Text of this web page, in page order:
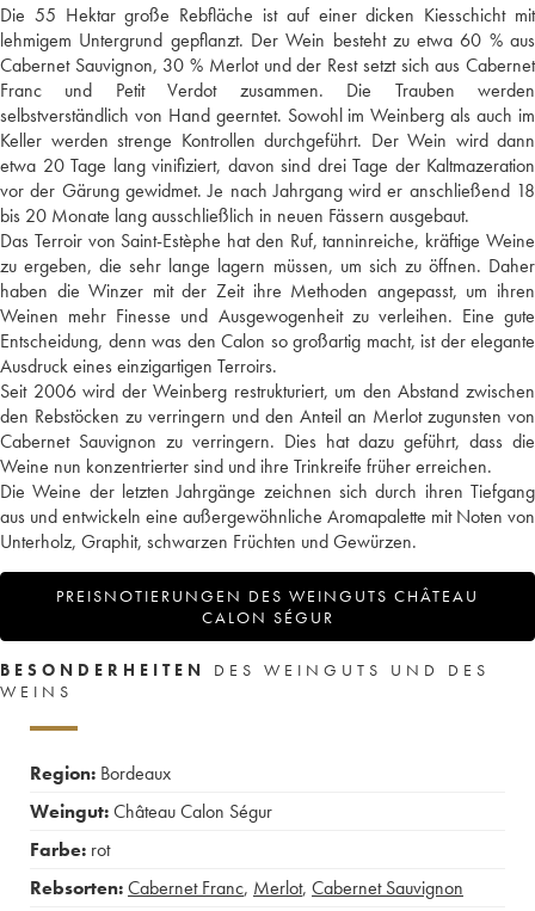
Die 55 Hektar große Rebfläche ist auf einer dicken Kiesschicht mit
lehmigem Untergrund gepflanzt. Der Wein besteht zu etwa 60 % aus
Cabernet Sauvignon, 30 % Merlot und der Rest setzt sich aus Cabernet
Franc und Petit Verdot zusammen. Die Trauben werden
selbstverständlich von Hand geerntet. Sowohl im Weinberg als auch im
Keller werden strenge Kontrollen durchgeführt. Der Wein wird dann
etwa 20 Tage lang vinifiziert, davon sind drei Tage der Kaltmazeration
vor der Gärung gewidmet. Je nach Jahrgang wird er anschließend 18
bis 20 Monate lang ausschließlich in neuen Fässern ausgebaut.
Das Terroir von Saint-Estèphe hat den Ruf, tanninreiche, kräftige Weine
zu ergeben, die sehr lange lagern müssen, um sich zu öffnen. Daher
haben die Winzer mit der Zeit ihre Methoden angepasst, um ihren
Weinen mehr Finesse und Ausgewogenheit zu verleihen. Eine gute
Entscheidung, denn was den Calon so großartig macht, ist der elegante
Ausdruck eines einzigartigen Terroirs.
Seit 2006 wird der Weinberg restrukturiert, um den Abstand zwischen
den Rebstöcken zu verringern und den Anteil an Merlot zugunsten von
Cabernet Sauvignon zu verringern. Dies hat dazu geführt, dass die
Weine nun konzentrierter sind und ihre Trinkreife früher erreichen.
Die Weine der letzten Jahrgänge zeichnen sich durch ihren Tiefgang
aus und entwickeln eine außergewöhnliche Aromapalette mit Noten von
Unterholz, Graphit, schwarzen Früchten und Gewürzen.
PREISNOTIERUNGEN DES WEINGUTS CHÂTEAU
CALON SÉGUR
BESONDERHEITEN
DES WEINGUTS UND DES
WEINS
Region: Bordeaux
Weingut:Château Calon Ségur
Farbe: rot
Rebsorten:Cabernet Franc, Merlot, Cabernet Sauvignon